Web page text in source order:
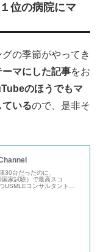
位の病院にマ
の季節がやってき
マにした記事をお
のほうでもマ
いるので、是非そ
30台だったのに、
家試験）で最高スコ
USMLEコンサルタントで